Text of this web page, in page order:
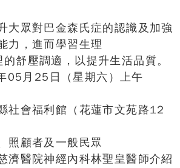
眾對巴金森氏症的認識及加強
力，進而學習生理
調適，以提升生活品質。
月25日（星期六）上午
會福利館（花蓮市文苑路12
顧者及一般民眾
醫院神經內科林聖皇醫師介紹